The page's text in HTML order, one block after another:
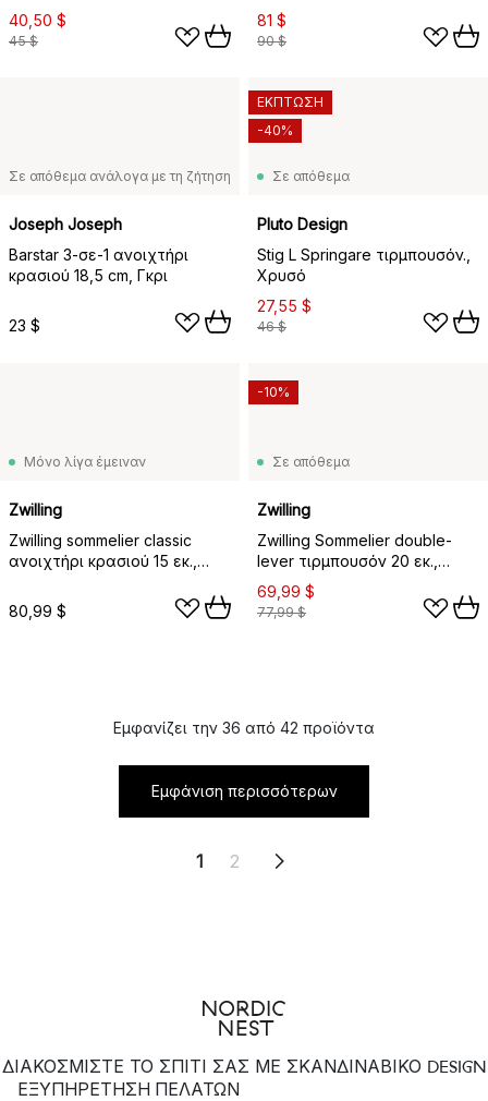
40,50 $
45 $
81 $
90 $
Σε απόθεμα ανάλογα με τη ζήτηση
Joseph Joseph
Barstar 3-σε-1 ανοιχτήρι
κρασιού 18,5 cm, Γκρι
23 $
Σε απόθεμα
Pluto Design
Stig L Springare τιρμπουσόν.,
Χρυσό
27,55 $
46 $
ΕΚΠΤΩΣΗ
-40%
Μόνο λίγα έμειναν
Zwilling
Zwilling sommelier classic
ανοιχτήρι κρασιού 15 εκ.,
80,99 $
Σε απόθεμα
Zwilling
Zwilling Sommelier double-
lever τιρμπουσόν 20 εκ.,
Ανοξείδωτο ατσάλι
69,99 $
77,99 $
-10%
Εμφανίζει την 36 από 42 προϊόντα
Εμφάνιση περισσότερων
1 2
ΔΙΑΚΟΣΜΙΣΤΕ ΤΟ ΣΠΙΤΙ ΣΑΣ ΜΕ ΣΚΑΝΔΙΝΑΒΙΚΟ DESIGN
ΕΞΥΠΗΡΈΤΗΣΗ ΠΕΛΑΤΏΝ